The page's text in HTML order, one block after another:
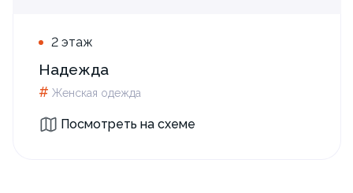
2 этаж
Надежда
#Женская одежда
Посмотреть на схеме